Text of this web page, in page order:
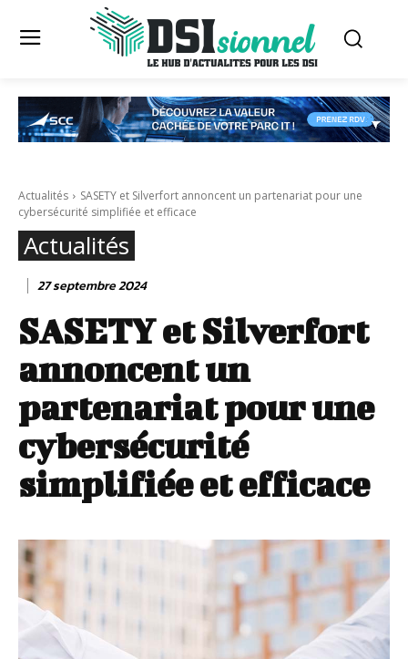
Actualités
SASETY et Silverfort annoncent un partenariat pour une
cybersécurité simplifiée et efficace
Actualités
27 septembre 2024
SASETY et Silverfort
annoncent un
partenariat pour une
cybersécurité
simplifiée et efficace